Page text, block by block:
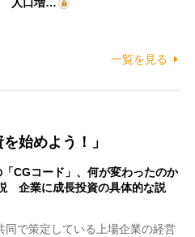
一覧を見る
始めよう！」
CGコード」、何が変わったのか
企業に成長投資の具体的な説
で策定している上場企業の経営